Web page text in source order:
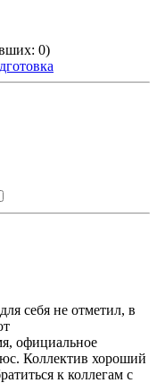
0)
себя не отметил, в
официальное
Коллектив хороший
к коллегам с